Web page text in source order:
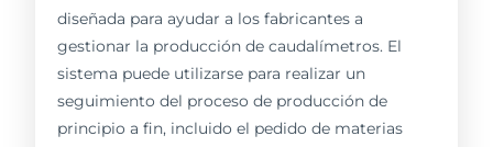
diseñada para ayudar a los fabricantes a
gestionar la producción de caudalímetros. El
sistema puede utilizarse para realizar un
seguimiento del proceso de producción de
principio a fin, incluido el pedido de materias